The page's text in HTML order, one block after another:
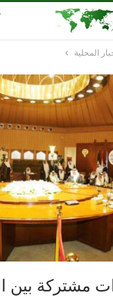
المحلية
مشتركة بين